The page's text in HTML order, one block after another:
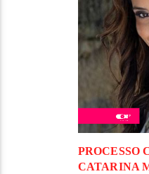
PROCESSO
CATARINA